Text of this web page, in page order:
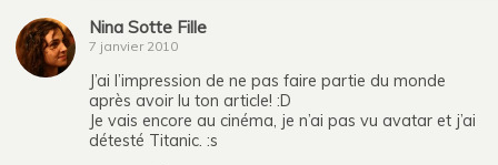
Nina Sotte Fille
7 janvier 2010
J’ai l’impression de ne pas faire partie du monde
après avoir lu ton article! :D
Je vais encore au cinéma, je n’ai pas vu avatar et j’ai
détesté Titanic. :s